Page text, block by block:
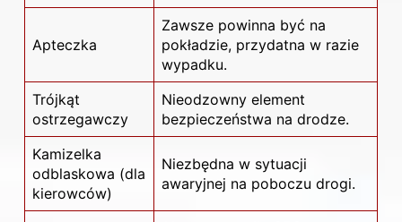
Apteczka
Zawsze powinna być na
pokładzie, przydatna w razie
wypadku.
Trójkąt
ostrzegawczy
Nieodzowny element
bezpieczeństwa na drodze.
Kamizelka
odblaskowa (dla
kierowców)
Niezbędna w sytuacji
awaryjnej na poboczu drogi.